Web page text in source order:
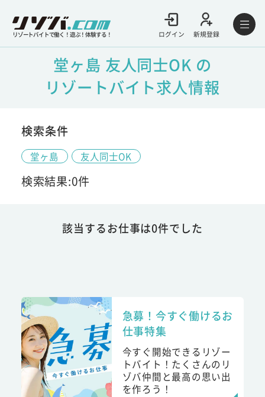
リゾートバイトで働く！遊ぶ！体験する！ ログイン 新規登録
堂ヶ島 友人同士OK の
リゾートバイト求人情報
検索条件
堂ヶ島 友人同士OK
検索結果:0件
該当するお仕事は0件でした
急募！今すぐ働けるお
仕事特集
今すぐ開始できるリゾー
トバイト！たくさんのリ
ゾバ仲間と最高の思い出
を作ろう！